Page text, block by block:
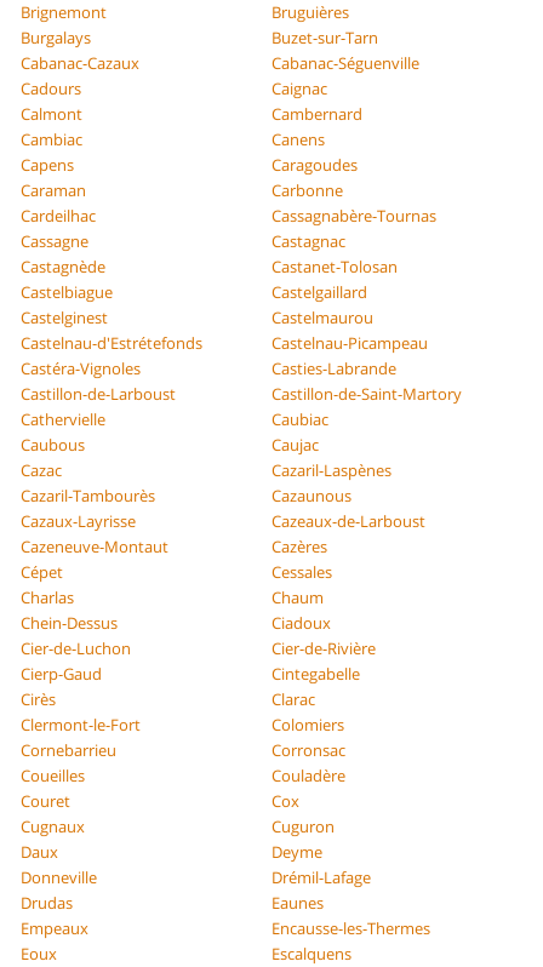
Brignemont
Bruguières
Burgalays
Buzet-sur-Tarn
Cabanac-Cazaux
Cabanac-Séguenville
Cadours
Caignac
Calmont
Cambernard
Cambiac
Canens
Capens
Caragoudes
Caraman
Carbonne
Cardeilhac
Cassagnabère-Tournas
Cassagne
Castagnac
Castagnède
Castanet-Tolosan
Castelbiague
Castelgaillard
Castelginest
Castelmaurou
Castelnau-d'Estrétefonds
Castelnau-Picampeau
Castéra-Vignoles
Casties-Labrande
Castillon-de-Larboust
Castillon-de-Saint-Martory
Cathervielle
Caubiac
Caubous
Caujac
Cazac
Cazaril-Laspènes
Cazaril-Tambourès
Cazaunous
Cazaux-Layrisse
Cazeaux-de-Larboust
Cazeneuve-Montaut
Cazères
Cépet
Cessales
Charlas
Chaum
Chein-Dessus
Ciadoux
Cier-de-Luchon
Cier-de-Rivière
Cierp-Gaud
Cintegabelle
Cirès
Clarac
Clermont-le-Fort
Colomiers
Cornebarrieu
Corronsac
Coueilles
Couladère
Couret
Cox
Cugnaux
Cuguron
Daux
Deyme
Donneville
Drémil-Lafage
Drudas
Eaunes
Empeaux
Encausse-les-Thermes
Eoux
Escalquens